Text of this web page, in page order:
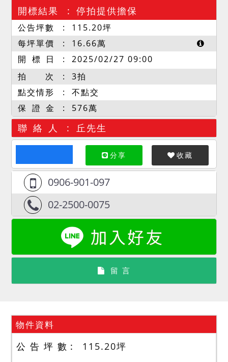
開標結果
停拍提供擔保
公告坪數 115.20坪
每坪單價
16.66萬
開 標 日
2025/02/27 09:00
拍 次
3拍
點交情形
不點交
保 證 金
576萬
聯 絡 人 丘先生
分享 收藏
0906-901-097
02-2500-0075
留 言
物件資料
公 告 坪 數 115.20坪